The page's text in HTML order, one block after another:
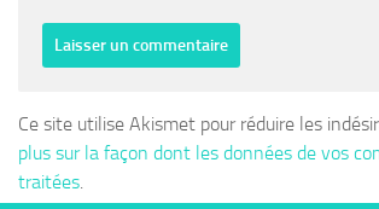
Ce site utilise Akismet pour réduire les
plus sur la façon dont les données de vos
traitées.